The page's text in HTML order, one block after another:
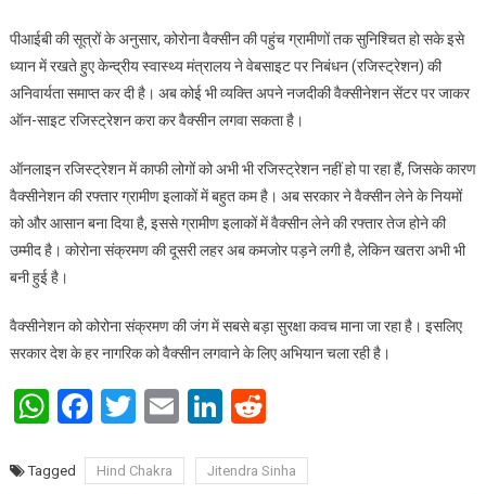
पीआईबी की सूत्रों के अनुसार, कोरोना वैक्‍सीन की पहुंच ग्रामीणों तक सुनिश्चित हो सके इसे
ध्यान में रखते हुए केन्द्रीय स्‍वास्‍थ्‍य मंत्रालय ने वेबसाइट पर निबंधन (रजिस्‍ट्रेशन) की
अनिवार्यता समाप्‍त कर दी है। अब कोई भी व्यक्ति अपने नजदीकी वैक्सीनेशन सेंटर पर जाकर
ऑन-साइट रजिस्ट्रेशन करा कर वैक्सीन लगवा सकता है।
ऑनलाइन रजिस्‍ट्रेशन में काफी लोगों को अभी भी रजिस्ट्रेशन नहीं हो पा रहा हैं, जिसके कारण
वैक्‍सीनेशन की रफ्तार ग्रामीण इलाकों में बहुत कम है। अब सरकार ने वैक्सीन लेने के नियमों
को और आसान बना दिया है, इससे ग्रामीण इलाकों में वैक्सीन लेने की रफ्तार तेज होने की
उम्मीद है। कोरोना संक्रमण की दूसरी लहर अब कमजोर पड़ने लगी है, लेकिन खतरा अभी भी
बनी हुई है।
वैक्‍सीनेशन को कोरोना संक्रमण की जंग में सबसे बड़ा सुरक्षा कवच माना जा रहा है। इसलिए
सरकार देश के हर नागरिक को वैक्‍सीन लगवाने के लिए अभियान चला रही है।
WhatsApp
Facebook
Twitter
EmailLinkedIn
Reddit
Tagged Hind Chakra Jitendra Sinha